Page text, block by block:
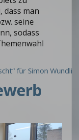
dass man
seine
sodass
für Simon